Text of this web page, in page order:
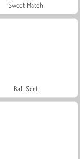
Sweet Match
Ball Sort